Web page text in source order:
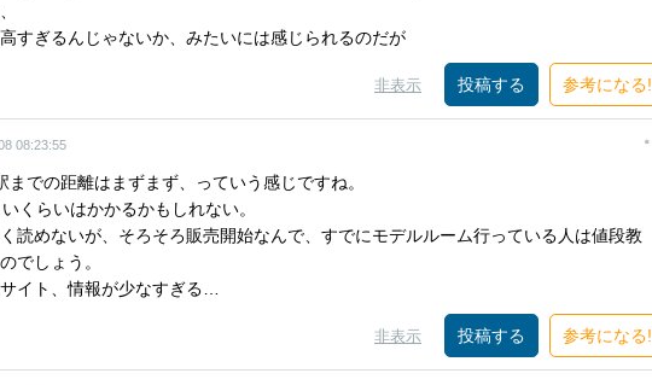
すぎるんじゃないか、みたいには感じられるのだが
非表示 参考になる!
08:23:55
までの距離はまずまず、っていう感じですね。
くらいはかかるかもしれない。
読めないが、そろそろ販売開始なんで、すでにモデルルーム行っている人は値段教
でしょう。
イト、情報が少なすぎる…
非表示 参考になる!